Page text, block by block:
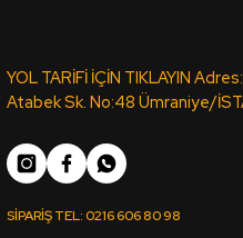
YOL TARİFİ İÇİN TIKLAYIN
Atabek Sk. No:48 Ümraniye/
SİPARİŞ TEL:0216 606 80 98